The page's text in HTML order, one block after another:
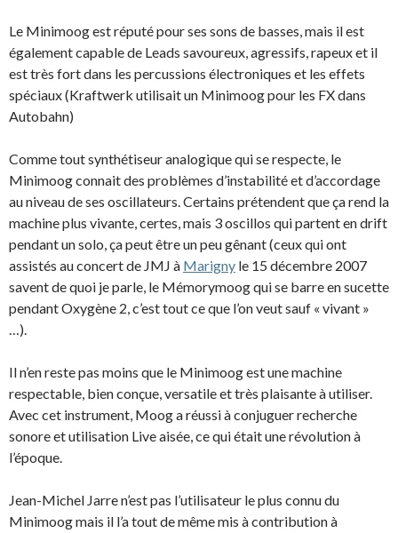
Le Minimoog est réputé pour ses sons de basses, mais il est
également capable de Leads savoureux, agressifs, rapeux et il
est très fort dans les percussions électroniques et les effets
spéciaux (Kraftwerk utilisait un Minimoog pour les FX dans
Autobahn)
Comme tout synthétiseur analogique qui se respecte, le
Minimoog connait des problèmes d’instabilité et d’accordage
au niveau de ses oscillateurs. Certains prétendent que ça rend la
machine plus vivante, certes, mais 3 oscillos qui partent en drift
pendant un solo, ça peut être un peu gênant (ceux qui ont
assistés au concert de JMJ à Marigny le 15 décembre 2007
savent de quoi je parle, le Mémorymoog qui se barre en sucette
pendant Oxygène 2, c’est tout ce que l’on veut sauf « vivant »
…).
Il n’en reste pas moins que le Minimoog est une machine
respectable, bien conçue, versatile et très plaisante à utiliser.
Avec cet instrument, Moog a réussi à conjuguer recherche
sonore et utilisation Live aisée, ce qui était une révolution à
l’époque.
Jean-Michel Jarre n’est pas l’utilisateur le plus connu du
Minimoog mais il l’a tout de même mis à contribution à